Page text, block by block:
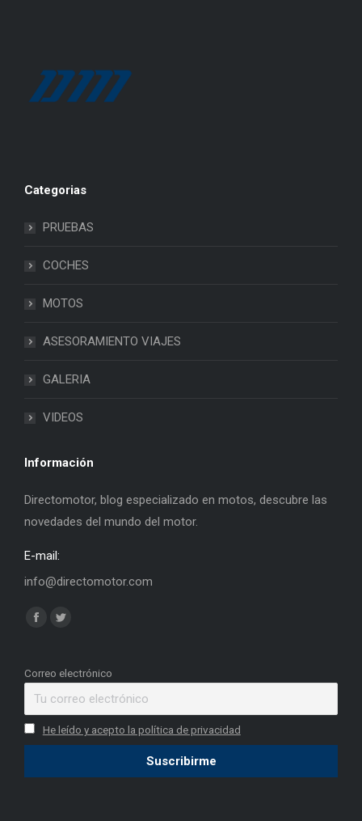
Categorias
PRUEBAS
COCHES
MOTOS
ASESORAMIENTO VIAJES
GALERIA
VIDEOS
Información
Directomotor, blog especializado en motos, descubre las
novedades del mundo del motor.
E-mail:
info@directomotor.com
Find us on:
Facebook
opens
window
Twitter
opens
window
Correo electrónico
He leído y acepto la política de privacidad